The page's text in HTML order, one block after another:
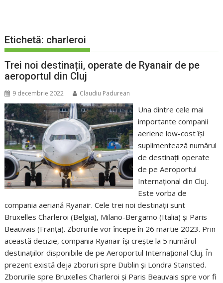
Etichetă: charleroi
Trei noi destinații, operate de Ryanair de pe
aeroportul din Cluj
9 decembrie 2022 Claudiu Padurean
Una dintre cele mai
importante companii
aeriene low-cost își
suplimentează numărul
de destinații operate
de pe Aeroportul
Internațional din Cluj.
Este vorba de
compania aeriană Ryanair. Cele trei noi destinații sunt
Bruxelles Charleroi (Belgia), Milano-Bergamo (Italia) şi Paris
Beauvais (Franţa). Zborurile vor începe în 26 martie 2023. Prin
această decizie, compania Ryanair îşi creşte la 5 numărul
destinaţiilor disponibile de pe Aeroportul Internaţional Cluj. În
prezent există deja zboruri spre Dublin şi Londra Stansted.
Zborurile spre Bruxelles Charleroi şi Paris Beauvais spre vor fi